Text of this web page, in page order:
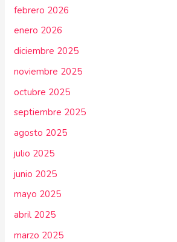
febrero 2026
enero 2026
diciembre 2025
noviembre 2025
octubre 2025
septiembre 2025
agosto 2025
julio 2025
junio 2025
mayo 2025
abril 2025
marzo 2025